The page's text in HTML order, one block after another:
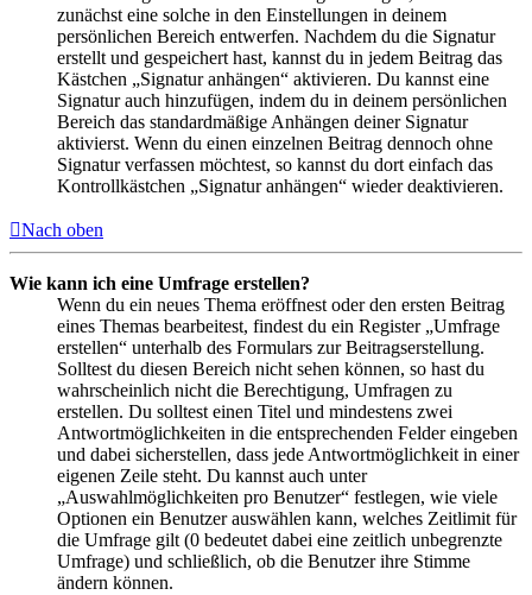
zunächst eine solche in den Einstellungen in deinem
persönlichen Bereich entwerfen. Nachdem du die Signatur
erstellt und gespeichert hast, kannst du in jedem Beitrag das
Kästchen „Signatur anhängen“ aktivieren. Du kannst eine
Signatur auch hinzufügen, indem du in deinem persönlichen
Bereich das standardmäßige Anhängen deiner Signatur
aktivierst. Wenn du einen einzelnen Beitrag dennoch ohne
Signatur verfassen möchtest, so kannst du dort einfach das
Kontrollkästchen „Signatur anhängen“ wieder deaktivieren.
Nach oben
Wie kann ich eine Umfrage erstellen?
Wenn du ein neues Thema eröffnest oder den ersten Beitrag
eines Themas bearbeitest, findest du ein Register „Umfrage
erstellen“ unterhalb des Formulars zur Beitragserstellung.
Solltest du diesen Bereich nicht sehen können, so hast du
wahrscheinlich nicht die Berechtigung, Umfragen zu
erstellen. Du solltest einen Titel und mindestens zwei
Antwortmöglichkeiten in die entsprechenden Felder eingeben
und dabei sicherstellen, dass jede Antwortmöglichkeit in einer
eigenen Zeile steht. Du kannst auch unter
„Auswahlmöglichkeiten pro Benutzer“ festlegen, wie viele
Optionen ein Benutzer auswählen kann, welches Zeitlimit für
die Umfrage gilt (0 bedeutet dabei eine zeitlich unbegrenzte
Umfrage) und schließlich, ob die Benutzer ihre Stimme
ändern können.